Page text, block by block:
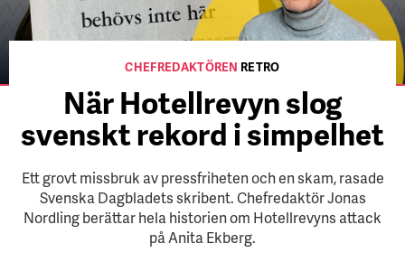
CHEFREDAKTÖREN RETRO
När Hotellrevyn slog
svenskt rekord i simpelhet
Ett grovt missbruk av pressfriheten och en skam, rasade
Svenska Dagbladets skribent. Chefredaktör Jonas
Nordling berättar hela historien om Hotellrevyns attack
på Anita Ekberg.